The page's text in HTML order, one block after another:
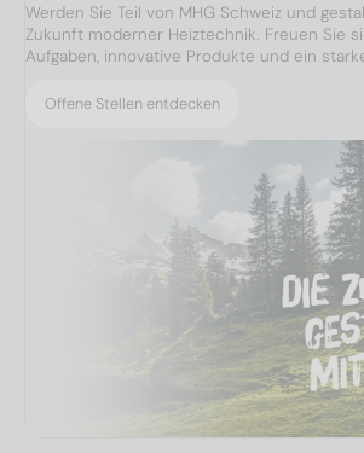
Werden Sie Teil von MHG Schweiz und
Zukunft moderner Heiztechnik. Freuen Sie
Aufgaben, innovative Produkte und ein
Offene Stellen entdecken